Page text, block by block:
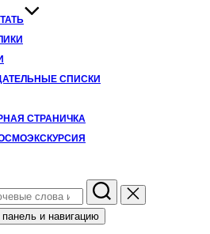
СПИСКИ
СТРАНИЧКА
и навигацию